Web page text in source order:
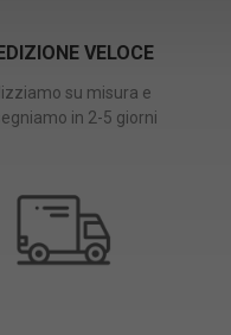
VELOCE
su misura e
in 2-5 giorni